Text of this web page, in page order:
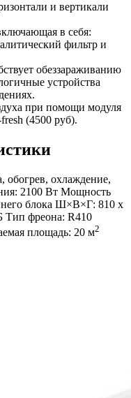
и вертикали
в себя:
фильтр и
обеззараживанию
устройства
при помощи модуля
(4500 руб).
обогрев, охлаждение,
2100 Вт Мощность
блока Ш×В×Г: 810 х
Тип фреона: R410
площадь: 20 м2